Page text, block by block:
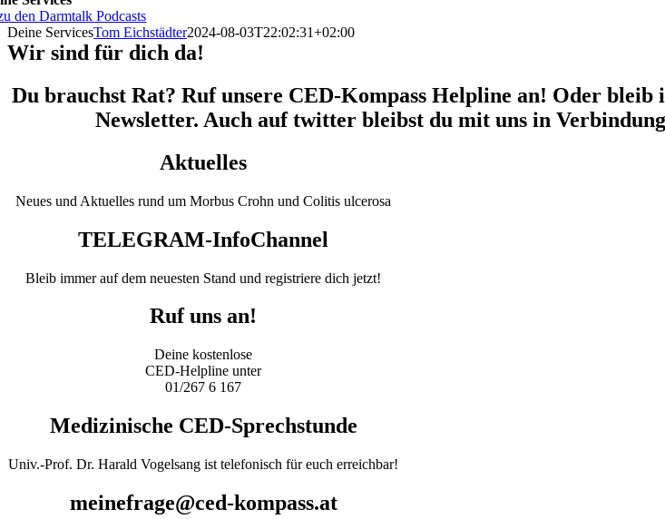
Deine ServicesTom Eichstädter2024-08-03T22:02:31+02:00
Wir sind für dich da!
Du brauchst Rat? Ruf unsere CED-Kompass Helpline an! Oder
Newsletter. Auch auf twitter bleibst du mit uns in
Aktuelles
Neues und Aktuelles rund um Morbus Crohn und Colitis ulcerosa
TELEGRAM-InfoChannel
Bleib immer auf dem neuesten Stand und registriere dich jetzt!
Ruf uns an!
Deine kostenlose
CED-Helpline unter
01/267 6 167
Medizinische CED-Sprechstunde
Univ.-Prof. Dr. Harald Vogelsang ist telefonisch für euch erreichbar!
meinefrage@ced-kompass.at